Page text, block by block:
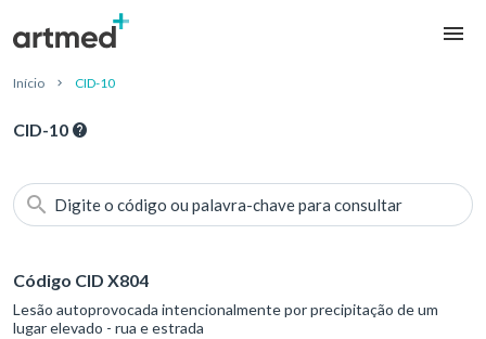
Início CID-10
CID-10
Digite o código ou palavra-chave para consultar
Código CID X804
Lesão autoprovocada intencionalmente por precipitação de um
lugar elevado - rua e estrada